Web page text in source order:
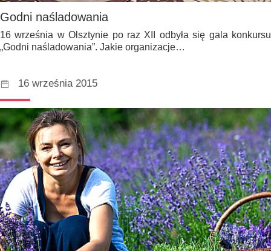
Godni naśladowania
16 września w Olsztynie po raz XII odbyła się gala konkursu
„Godni naśladowania”. Jakie organizacje…
16 września 2015